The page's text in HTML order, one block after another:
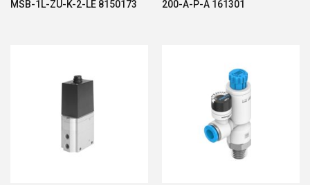
MSB-1L-ZU-K-2-LE 8150173
200-A-P-A 161301